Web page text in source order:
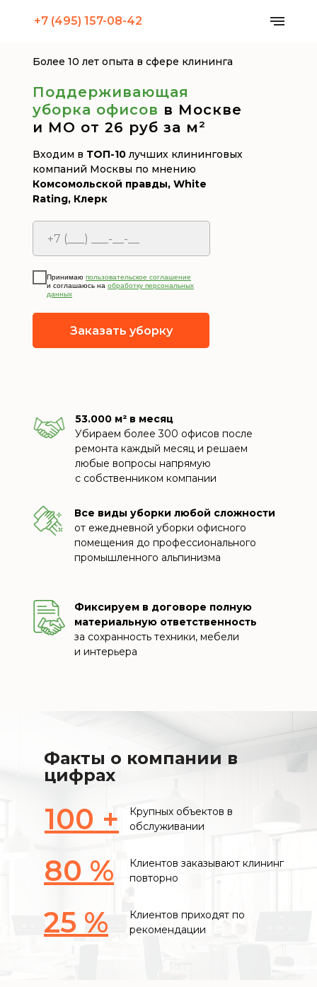
+7 (495) 157-08-42
Принимаю пользовательское соглашение
и соглашаюсь на обработку персональных
данных
Заказать уборку
Поддерживающая
уборка офисов в Москве
и МО от 26 руб за м²
Входим в ТОП-10 лучших клининговых
компаний Москвы по мнению
Комсомольской правды, White
Rating, Клерк
Более 10 лет опыта в сфере клининга
Все виды уборки любой сложности
от ежедневной уборки офисного
помещения до профессионального
промышленного альпинизма
Фиксируем в договоре полную
материальную ответственность
за сохранность техники, мебели
и интерьера
53.000 м² в месяц
Убираем более 300 офисов после
ремонта каждый месяц и решаем
любые вопросы напрямую
с собственником компании
100 +
Крупных объектов в
обслуживании
80 %
Клиентов заказывают клининг
повторно
25 %
Клиентов приходят по
рекомендации
Факты о компании в
цифрах